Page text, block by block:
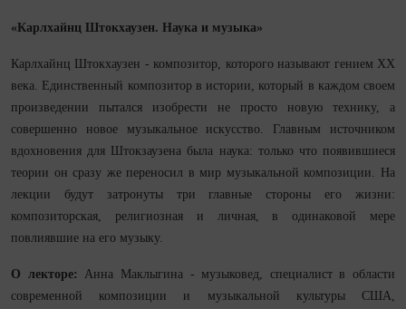
«Карлхайнц Штокхаузен. Наука и музыка»
Карлхайнц Штокхаузен - композитор, которого называют гением ХХ
века. Единственный композитор в истории, который в каждом своем
произведении пытался изобрести не просто новую технику, а
совершенно новое музыкальное искусство. Главным источником
вдохновения для Штокзаузена была наука: только что появившиеся
теории он сразу же переносил в мир музыкальной композиции. На
лекции будут затронуты три главные стороны его жизни:
композиторская, религиозная и личная, в одинаковой мере
повлиявшие на его музыку.
О лекторе:
Анна Маклыгина - музыковед, специалист в области
современной композиции и музыкальной культуры США,